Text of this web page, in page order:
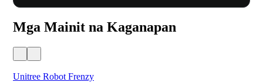
Mga Mainit na Kaganapan
Unitree Robot Frenzy